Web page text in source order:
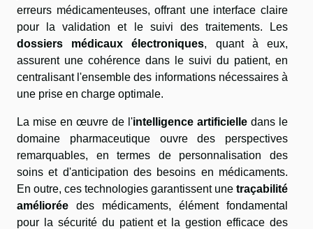
erreurs médicamenteuses, offrant une interface claire
pour la validation et le suivi des traitements. Les
dossiers médicaux électroniques, quant à eux,
assurent une cohérence dans le suivi du patient, en
centralisant l'ensemble des informations nécessaires à
une prise en charge optimale.
La mise en œuvre de l'intelligence artificielle dans le
domaine pharmaceutique ouvre des perspectives
remarquables, en termes de personnalisation des
soins et d'anticipation des besoins en médicaments.
En outre, ces technologies garantissent une traçabilité
améliorée des médicaments, élément fondamental
pour la sécurité du patient et la gestion efficace des